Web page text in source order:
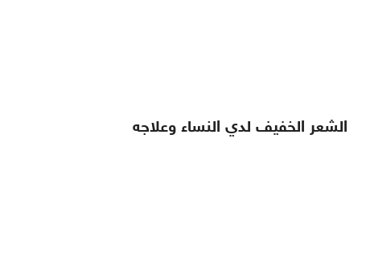
الشعر الخفيف لدي النساء وعلاجه